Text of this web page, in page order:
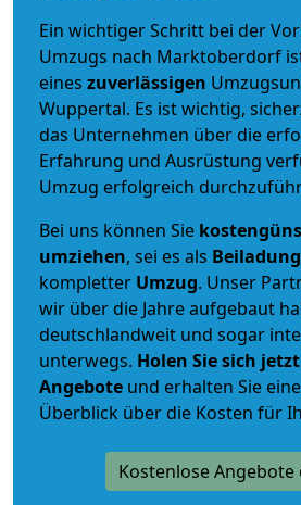
Ein wichtiger Schritt bei der
Umzugs nach Marktoberdorf
eines zuverlässigen
Wuppertal. Es ist wichtig,
das Unternehmen über die
Erfahrung und Ausrüstung
Umzug erfolgreich
Bei uns können Sie
umziehen, sei es als Beiladung
kompletter Umzug. Unser
wir über die Jahre aufgebaut
deutschlandweit und sogar
unterwegs. Holen Sie sich
Angebote und erhalten Sie
Überblick über die Kosten für
Kostenlose Angebote